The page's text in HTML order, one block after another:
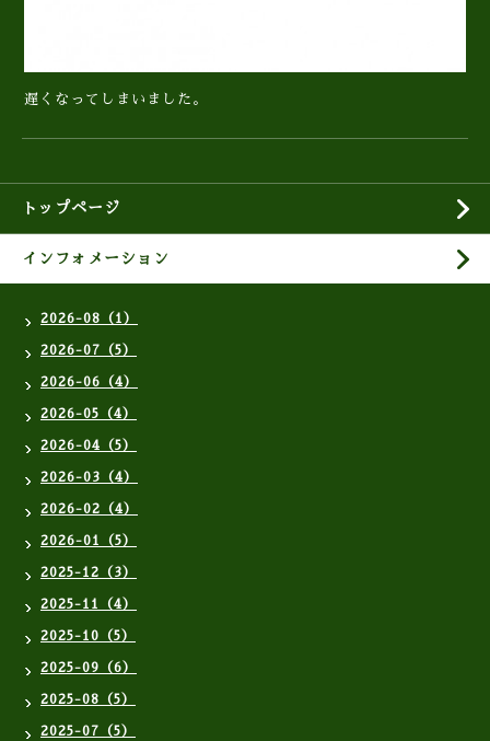
遅くなってしまいました。
トップページ
インフォメーション
2026-08（1）
2026-07（5）
2026-06（4）
2026-05（4）
2026-04（5）
2026-03（4）
2026-02（4）
2026-01（5）
2025-12（3）
2025-11（4）
2025-10（5）
2025-09（6）
2025-08（5）
2025-07（5）